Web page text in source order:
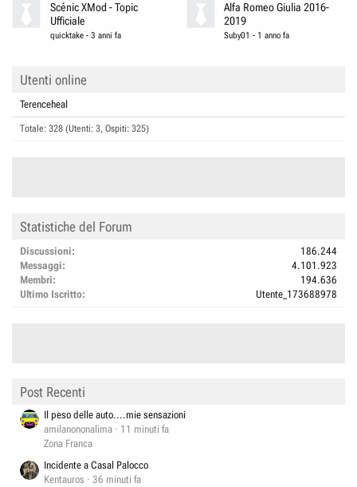
Scénic XMod - Topic
Ufficiale
quicktake -3 anni fa
Alfa Romeo Giulia 2016-
2019
Suby01 - 1 anno fa
Utenti online
Terenceheal
Totale: 328 (Utenti: 3, Ospiti: 325)
Statistiche del Forum
Discussioni
186.244
Messaggi
4.101.923
Membri
194.636
Ultimo Iscritto
Utente_173688978
Post Recenti
Il peso delle auto....mie sensazioni
amilanononalima
11 minuti fa
Zona Franca
Incidente a Casal Palocco
Kentauros
36 minuti fa